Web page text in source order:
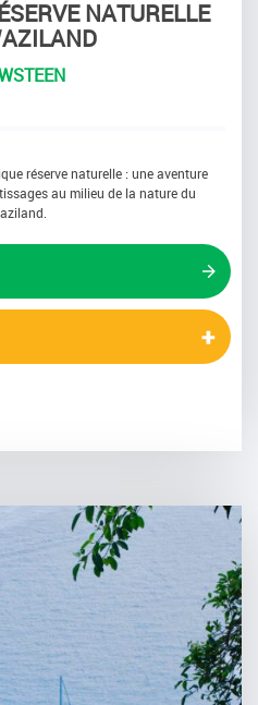
NATURELLE
réserve naturelle : une aventure
au milieu de la nature du